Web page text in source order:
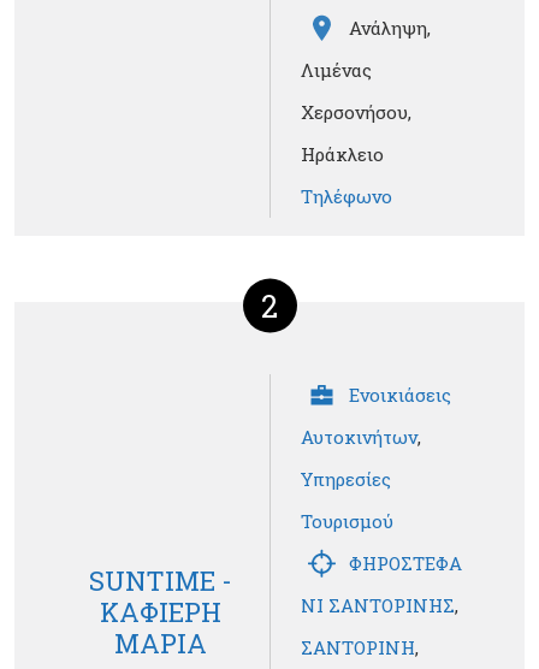
Ανάληψη,
Λιμένας
Χερσονήσου,
Ηράκλειο
Τηλέφωνο
2
SUNTIME -
ΚΑΦΙΕΡΗ
ΜΑΡΙΑ
Ενοικιάσεις
Αυτοκινήτων,
Υπηρεσίες
Τουρισμού
ΦΗΡΟΣΤΕΦΑ
ΝΙ ΣΑΝΤΟΡΙΝΗΣ,
ΣΑΝΤΟΡΙΝΗ,